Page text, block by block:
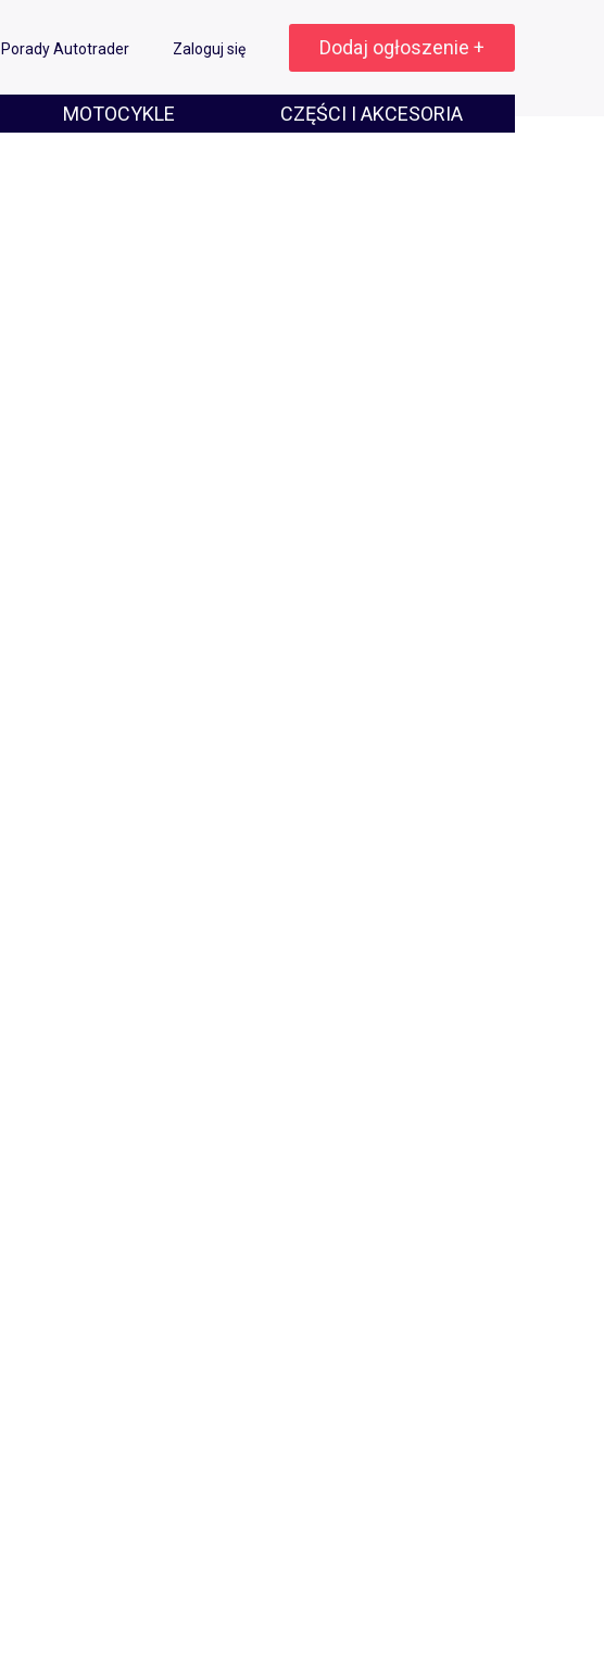
Porady Autotrader Zaloguj się Dodaj ogłoszenie +
MOTOCYKLE CZĘŚCI I AKCESORIA